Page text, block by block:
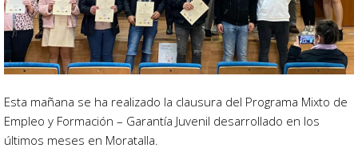
Esta mañana se ha realizado la clausura del Programa Mixto de
Empleo y Formación – Garantía Juvenil desarrollado en los
últimos meses en Moratalla.